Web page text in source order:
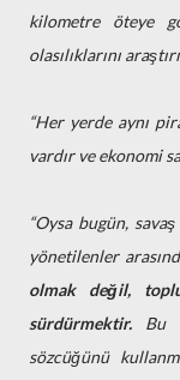
kilometre öteye
olasılıklarını
“Her yerde aynı
vardır ve ekonomi
“Oysa bugün,
yönetilenler
olmak değil,
sürdürmektir. Bu
sözcüğünü